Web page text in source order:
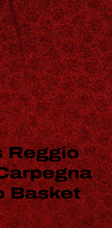
Reggio
Basket